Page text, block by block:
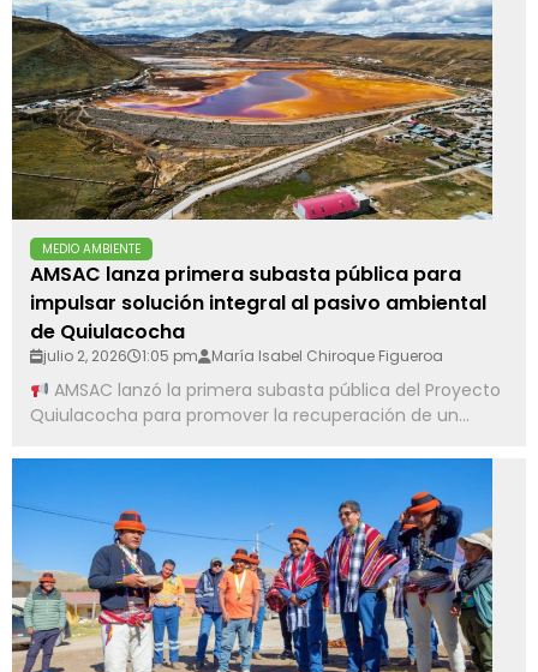
MEDIO AMBIENTE
AMSAC lanza primera subasta pública para
impulsar solución integral al pasivo ambiental
de Quiulacocha
julio 2, 2026 1:05 pm María Isabel Chiroque Figueroa
AMSAC lanzó la primera subasta pública del Proyecto
Quiulacocha para promover la recuperación de un...